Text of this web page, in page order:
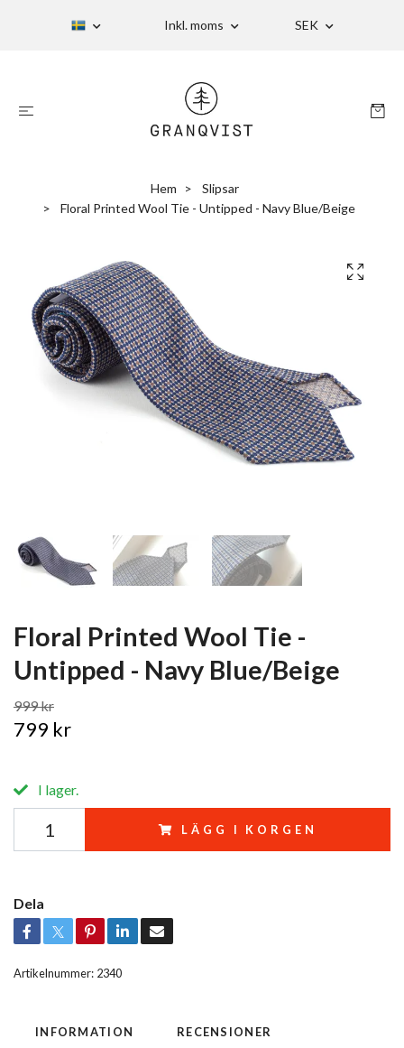
Inkl. moms SEK
Hem
Slipsar
Floral Printed Wool Tie - Untipped - Navy Blue/Beige
Floral Printed Wool Tie -
Untipped - Navy Blue/Beige
999 kr
799 kr
I lager.
LÄGG I KORGEN
Dela
Artikelnummer: 2340
INFORMATION RECENSIONER